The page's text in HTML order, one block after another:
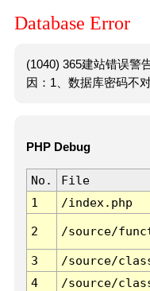
Database Error
(1040) 365建站错误警
因：1、数据库密码不
PHP Debug
No. File
1
/index.php
2 /source/
3 /source/
4
/source/